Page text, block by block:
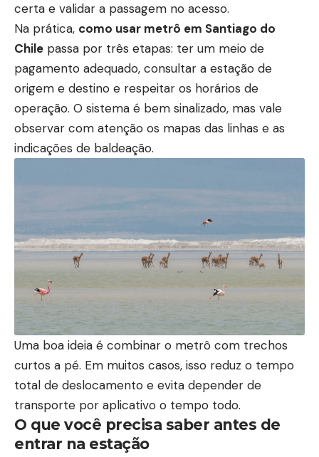
certa e validar a passagem no acesso.
Na prática, como usar metrô em Santiago do
Chile passa por três etapas: ter um meio de
pagamento adequado, consultar a estação de
origem e destino e respeitar os horários de
operação. O sistema é bem sinalizado, mas vale
observar com atenção os mapas das linhas e as
indicações de baldeação.
Uma boa ideia é combinar o metrô com trechos
curtos a pé. Em muitos casos, isso reduz o tempo
total de deslocamento e evita depender de
transporte por aplicativo o tempo todo.
O que você precisa saber antes de
entrar na estação